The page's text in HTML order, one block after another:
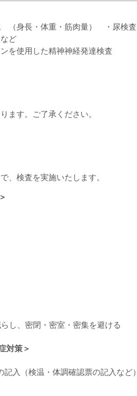
身長・体重・筋肉量） ・尿検査
ど
用した精神神経発達検査
ます。ご了承ください。
、検査を実施いたします。
し、密閉・密室・密集を避ける
対策＞
入（検温・体調確認票の記入など）